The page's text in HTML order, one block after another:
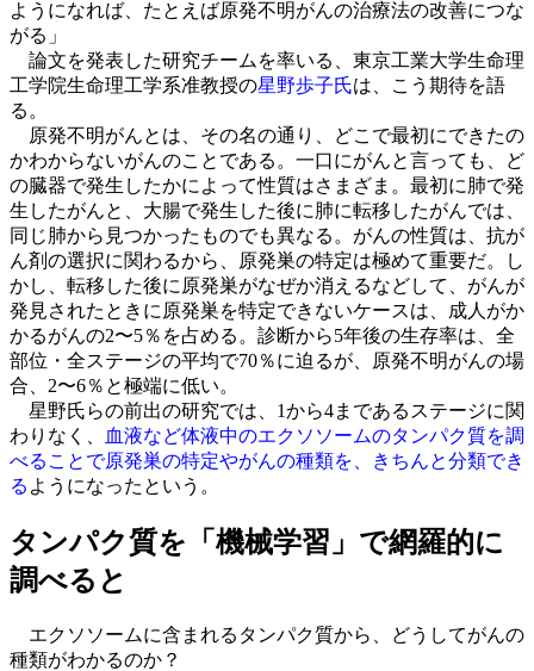
ようになれば、たとえば原発不明がんの治療法の改善につな
がる」
論文を発表した研究チームを率いる、東京工業大学生命理
工学院生命理工学系准教授の星野歩子氏は、こう期待を語
る。
原発不明がんとは、その名の通り、どこで最初にできたの
かわからないがんのことである。一口にがんと言っても、ど
の臓器で発生したかによって性質はさまざま。最初に肺で発
生したがんと、大腸で発生した後に肺に転移したがんでは、
同じ肺から見つかったものでも異なる。がんの性質は、抗が
ん剤の選択に関わるから、原発巣の特定は極めて重要だ。し
かし、転移した後に原発巣がなぜか消えるなどして、がんが
発見されたときに原発巣を特定できないケースは、成人がか
かるがんの2〜5％を占める。診断から5年後の生存率は、全
部位・全ステージの平均で70％に迫るが、原発不明がんの場
合、2〜6％と極端に低い。
星野氏らの前出の研究では、1から4まであるステージに関
わりなく、
血液など体液中のエクソソームのタンパク質を調
べることで原発巣の特定やがんの種類を、きちんと分類でき
る ようになったという。
タンパク質を「機械学習」で網羅的に
調べると
エクソソームに含まれるタンパク質から、どうしてがんの
種類がわかるのか？